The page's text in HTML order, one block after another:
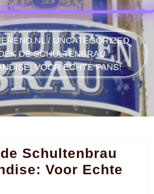
/ UNCATEGORIZED
DE SCHULTENBRAU
VOOR ECHTE FANS!
Schultenbrau
Voor Echte